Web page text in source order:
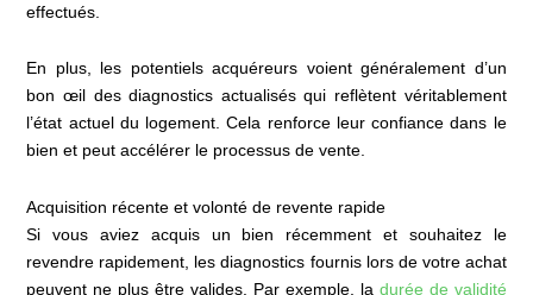
effectués.
En plus, les potentiels acquéreurs voient généralement d’un
bon œil des diagnostics actualisés qui reflètent véritablement
l’état actuel du logement. Cela renforce leur confiance dans le
bien et peut accélérer le processus de vente.
Acquisition récente et volonté de revente rapide
Si vous aviez acquis un bien récemment et souhaitez le
revendre rapidement, les diagnostics fournis lors de votre achat
peuvent ne plus être valides. Par exemple, la durée de validité